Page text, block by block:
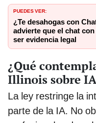
PUEDES VER:
¿Te desahogas con
advierte que el chat
ser evidencia legal
¿Qué
Illinois sobre
La ley restringe la
parte de la IA. No